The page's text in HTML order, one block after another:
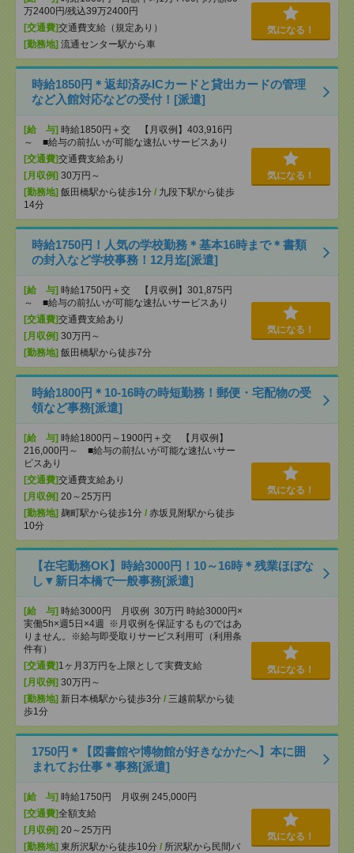
万2400円/残込39万2400円
[交通費]交通費支給（規定あり）
[勤務地] 流通センター駅から車
気になる！
時給1850円＊返却済みICカードと貸出カードの管理
など入館対応などの受付！[派遣]
[給 与] 時給1850円＋交 【月収例】403,916円
～ ■給与の前払いが可能な速払いサービスあり
[交通費]交通費支給あり
[月収例] 30万円～
[勤務地] 飯田橋駅から徒歩1分 / 九段下駅から徒歩
14分
気になる！
時給1750円！人気の学校勤務＊基本16時まで＊書類
の封入など学校事務！12月迄[派遣]
[給 与] 時給1750円＋交 【月収例】301,875円
～ ■給与の前払いが可能な速払いサービスあり
[交通費]交通費支給あり
[月収例] 30万円～
[勤務地] 飯田橋駅から徒歩7分
気になる！
時給1800円＊10-16時の時短勤務！郵便・宅配物の受
領など事務[派遣]
[給 与] 時給1800円～1900円＋交 【月収例】
216,000円～ ■給与の前払いが可能な速払いサー
ビスあり
[交通費]交通費支給あり
[月収例] 20～25万円
[勤務地] 麹町駅から徒歩1分 / 赤坂見附駅から徒歩
10分
気になる！
【在宅勤務OK】時給3000円！10～16時＊残業ほぼな
し▼新日本橋で一般事務[派遣]
[給 与] 時給3000円 月収例 30万円 時給3000円×
実働5h×週5日×4週 ※月収例を保証するものではあ
りません。※給与即受取りサービス利用可（利用条
件有）
[交通費] 1ヶ月3万円を上限として実費支給
[月収例] 30万円～
[勤務地] 新日本橋駅から徒歩3分 / 三越前駅から徒
歩1分
気になる！
1750円＊【図書館や博物館が好きなかたへ】本に囲
まれてお仕事＊事務[派遣]
[給 与] 時給1750円 月収例 245,000円
[交通費]全額支給
[月収例] 20～25万円
[勤務地] 東所沢駅から徒歩10分 / 所沢駅から民間バ
気になる！